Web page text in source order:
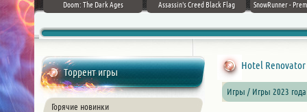
Cut
DLC] (2024)
Doom: The Dark Ages
Assassin's Creed Black Flag
SnowRunner -
Торрент игры
Горячие новинки
Hotel Renovator
Игры / Игры 2023